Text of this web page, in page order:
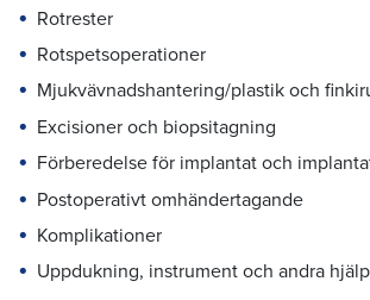
Rotrester
Rotspetsoperationer
Mjukvävnadshantering/plastik och
Excisioner och biopsitagning
Förberedelse för implantat och
Postoperativt omhändertagande
Komplikationer
Uppdukning, instrument och andra